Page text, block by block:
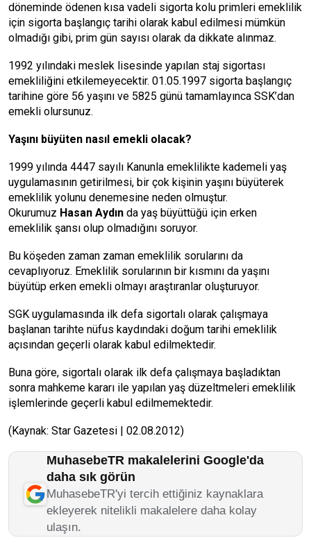
döneminde ödenen kısa vadeli sigorta kolu primleri emeklilik
için sigorta başlangıç tarihi olarak kabul edilmesi mümkün
olmadığı gibi, prim gün sayısı olarak da dikkate alınmaz.
1992 yılındaki meslek lisesinde yapılan staj sigortası
emekliliğini etkilemeyecektir. 01.05.1997 sigorta başlangıç
tarihine göre 56 yaşını ve 5825 günü tamamlayınca SSK’dan
emekli olursunuz.
Yaşını büyüten nasıl emekli olacak?
1999 yılında 4447 sayılı Kanunla emeklilikte kademeli yaş
uygulamasının getirilmesi, bir çok kişinin yaşını büyüterek
emeklilik yolunu denemesine neden olmuştur.
Okurumuz Hasan Aydın da yaş büyüttüğü için erken
emeklilik şansı olup olmadığını soruyor.
Bu köşeden zaman zaman emeklilik sorularını da
cevaplıyoruz. Emeklilik sorularının bir kısmını da yaşını
büyütüp erken emekli olmayı araştıranlar oluşturuyor.
SGK uygulamasında ilk defa sigortalı olarak çalışmaya
başlanan tarihte nüfus kaydındaki doğum tarihi emeklilik
açısından geçerli olarak kabul edilmektedir.
Buna göre, sigortalı olarak ilk defa çalışmaya başladıktan
sonra mahkeme kararı ile yapılan yaş düzeltmeleri emeklilik
işlemlerinde geçerli kabul edilmemektedir.
(Kaynak: Star Gazetesi | 02.08.2012)
MuhasebeTR makalelerini Google'da
daha sık görün
MuhasebeTR'yi tercih ettiğiniz kaynaklara
ekleyerek nitelikli makalelere daha kolay
ulaşın.